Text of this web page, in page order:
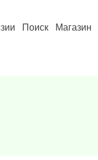
Поиск Магазин